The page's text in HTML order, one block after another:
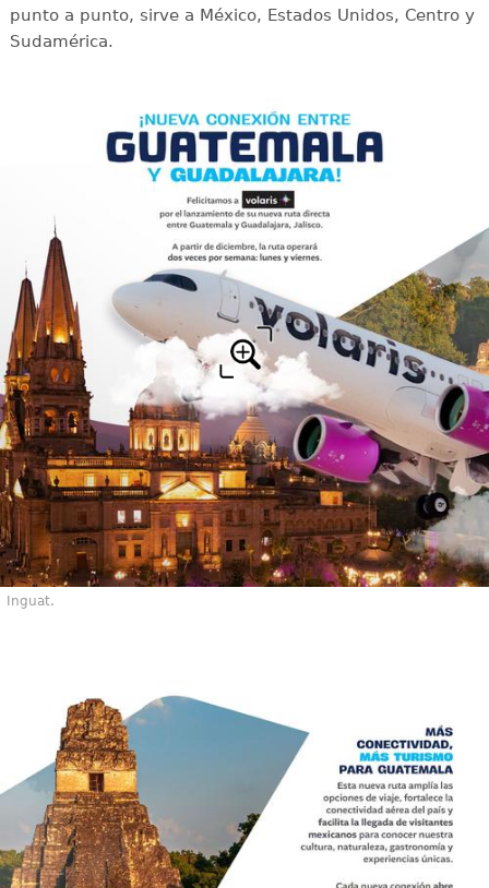
punto a punto, sirve a México, Estados Unidos, Centro y
Sudamérica.
Inguat.